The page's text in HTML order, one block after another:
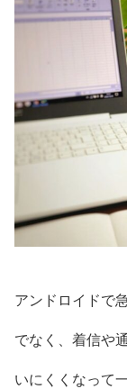
アンドロイドで
でなく、着信や
いにくくなって